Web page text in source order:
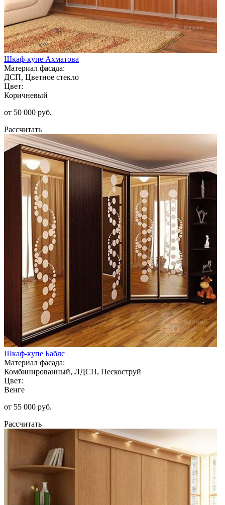
Шкаф-купе Ахматова
Материал фасада:
ДСП, Цветное стекло
Цвет:
Коричневый
от 50 000 руб.
Рассчитать
Шкаф-купе Баблс
Материал фасада:
Комбинированный, ЛДСП, Пескоструй
Цвет:
Венге
от 55 000 руб.
Рассчитать